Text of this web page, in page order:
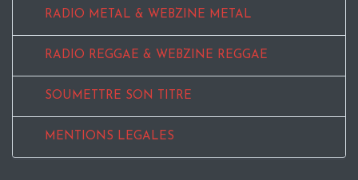
RADIO METAL & WEBZINE METAL
RADIO REGGAE & WEBZINE REGGAE
SOUMETTRE SON TITRE
MENTIONS LEGALES